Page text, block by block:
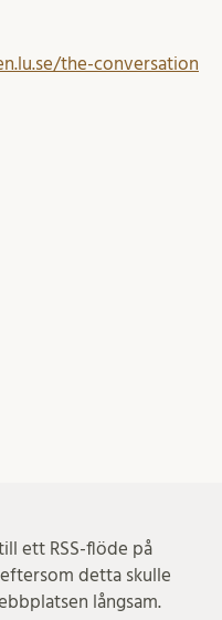
the-conversation
ett RSS-flöde på
detta skulle
långsam.